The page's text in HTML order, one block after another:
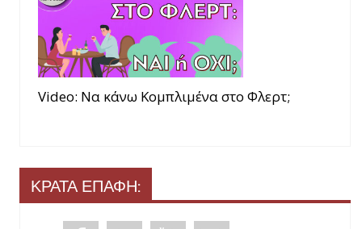
Video: Να κάνω Κομπλιμένα στο Φλερτ;
ΚΡΑΤΑ ΕΠΑΦΗ: